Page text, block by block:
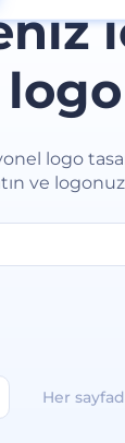
logo
ve
Her